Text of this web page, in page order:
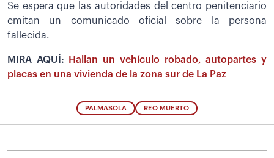
Se espera que las autoridades del centro penitenciario
emitan un comunicado oficial sobre la persona
fallecida.
MIRA AQUÍ:
Hallan un vehículo robado, autopartes y
placas en una vivienda de la zona sur de La Paz
PALMASOLA REO MUERTO